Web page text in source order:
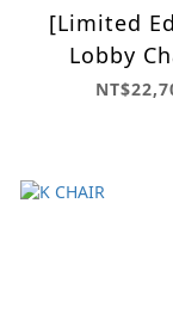
[Limited
Lobby
Moquette